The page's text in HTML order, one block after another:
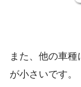
また、他の車
が小さいです。